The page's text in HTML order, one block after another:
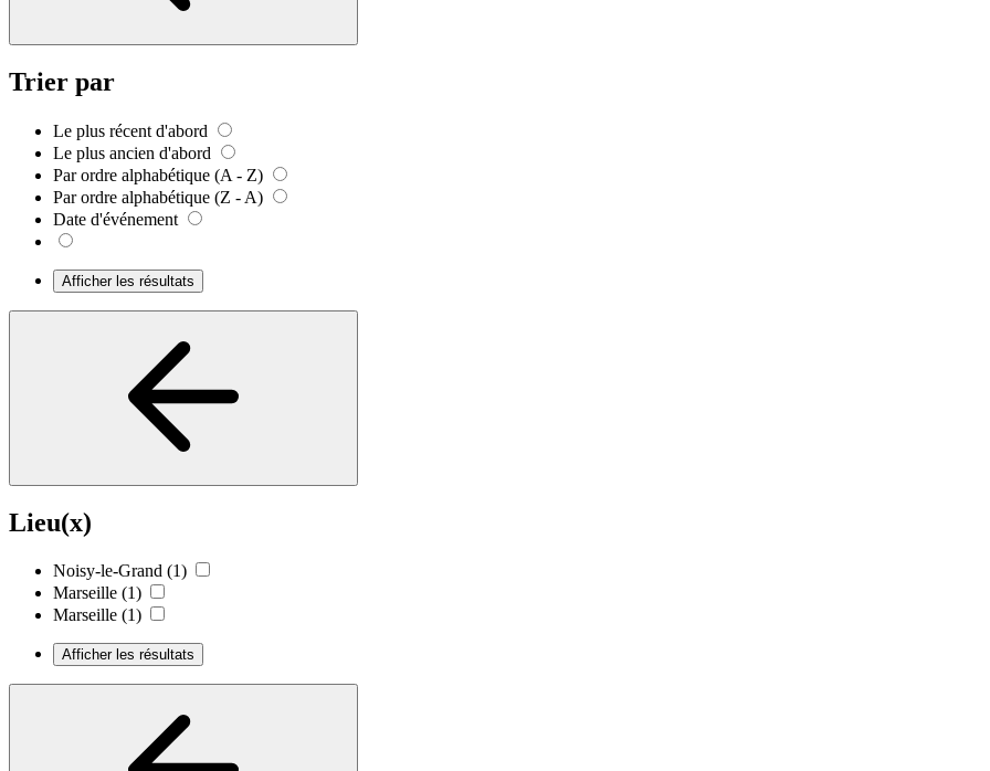
Trier par
Le plus récent d'abord
Le plus ancien d'abord
Par ordre alphabétique (A - Z)
Par ordre alphabétique (Z - A)
Date d'événement
Afficher les résultats
Lieu(x)
Noisy-le-Grand (1)
Marseille (1)
Marseille (1)
Afficher les résultats